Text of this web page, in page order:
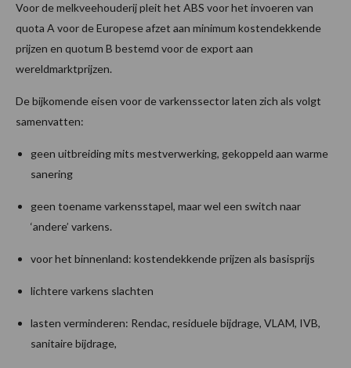
Voor de melkveehouderij pleit het ABS voor het invoeren van
quota A voor de Europese afzet aan minimum kostendekkende
prijzen en quotum B bestemd voor de export aan
wereldmarktprijzen.
De bijkomende eisen voor de varkenssector laten zich als volgt
samenvatten:
geen uitbreiding mits mestverwerking, gekoppeld aan warme
sanering
geen toename varkensstapel, maar wel een switch naar
‘andere’ varkens.
voor het binnenland: kostendekkende prijzen als basisprijs
lichtere varkens slachten
lasten verminderen: Rendac, residuele bijdrage, VLAM, IVB,
sanitaire bijdrage,